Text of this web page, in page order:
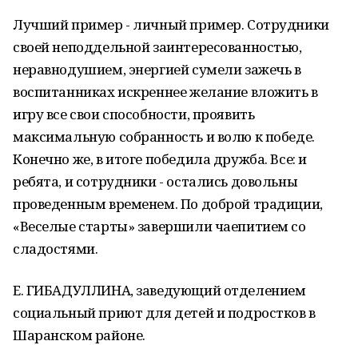
Лучший пример - личный пример. Сотрудники
своей неподдельной заинтересованностью,
неравнодушием, энергией сумели зажечь в
воспитанниках искреннее желание вложить в
игру все свои способности, проявить
максимальную собранность и волю к победе.
Конечно же, в итоге победила дружба. Все: и
ребята, и сотрудники - остались довольны
проведенным временем. По доброй традиции,
«Веселые старты» завершили чаепитием со
сладостями.
Е. ГИБАДУЛЛИНА, заведующий отделением
социальный приют для детей и подростков в
Шаранском районе.